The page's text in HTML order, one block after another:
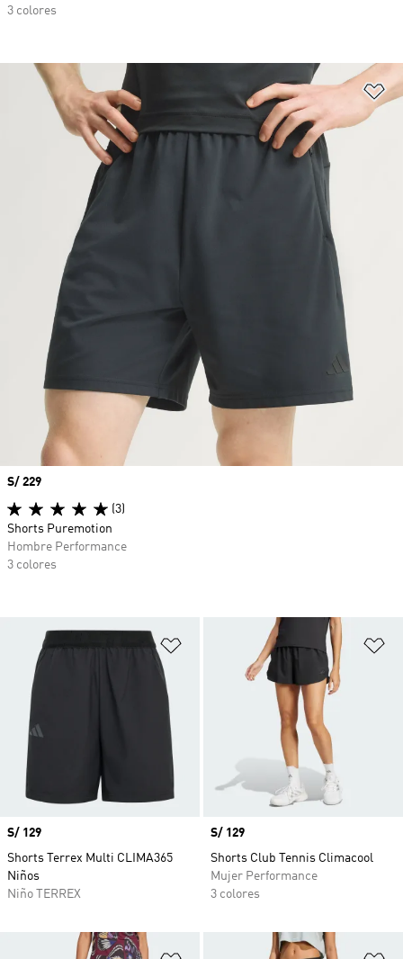
3 colores
Añadir a la lista de deseos
Precio
S/ 129
Shorts Terrex Multi CLIMA365
Niños
Niño TERREX
Precio
S/ 129
Shorts Club Tennis Climacool
Mujer Performance
3 colores
Precio
S/ 229
(3)
Shorts Puremotion
Hombre Performance
3 colores